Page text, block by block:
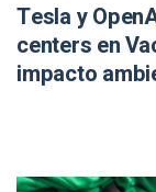
Tesla y
centers en
impacto